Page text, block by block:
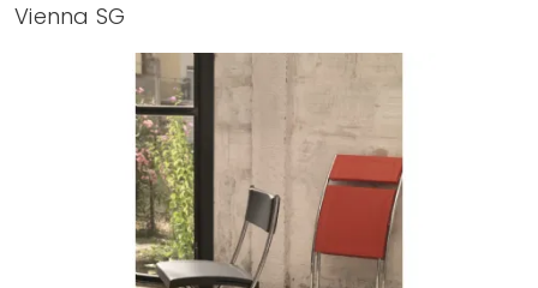
Vienna SG